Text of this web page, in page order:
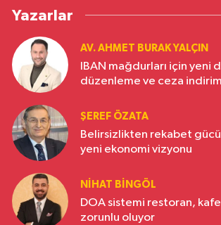
Yazarlar
AV. AHMET BURAK YALÇIN
IBAN mağdurları için yeni
düzenleme ve ceza
ŞEREF ÖZATA
Belirsizlikten rekabet
yeni ekonomi vizyonu
NIHAT BINGÖL
DOA sistemi restoran,
zorunlu oluyor